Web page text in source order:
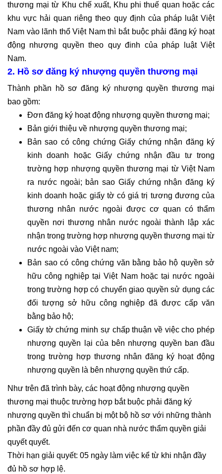
thương mại từ Khu chế xuất, Khu phi thuế quan hoặc các
khu vực hải quan riêng theo quy định của pháp luật Việt
Nam vào lãnh thổ Việt Nam thì bắt buộc phải đăng ký hoạt
động nhượng quyền theo quy đinh của pháp luật Việt
Nam.
2. Hồ sơ đăng ký nhượng quyền thương mại
Thành phần hồ sơ đăng ký nhượng quyền thương mại
bao gồm:
Đơn đăng ký hoạt động nhượng quyền thương mại;
Bản giới thiệu về nhượng quyền thương mại;
Bản sao có công chứng Giấy chứng nhận đăng ký
kinh doanh hoặc Giấy chứng nhận đầu tư trong
trường hợp nhượng quyền thương mại từ Việt Nam
ra nước ngoài; bản sao Giấy chứng nhận đăng ký
kinh doanh hoặc giấy tờ có giá trị tương đương của
thương nhân nước ngoài được cơ quan có thẩm
quyền nơi thương nhân nước ngoài thành lập xác
nhận trong trường hợp nhượng quyền thương mại từ
nước ngoài vào Việt nam;
Bản sao có công chứng văn bằng bảo hộ quyền sở
hữu công nghiệp tại Việt Nam hoặc tại nước ngoài
trong trường hợp có chuyển giao quyền sử dụng các
đối tượng sở hữu công nghiệp đã được cấp văn
bằng bảo hộ;
Giấy tờ chứng minh sự chấp thuận về việc cho phép
nhượng quyền lại của bên nhượng quyền ban đầu
trong trường hợp thương nhân đăng ký hoạt động
nhượng quyền là bên nhượng quyền thứ cấp.
Như trên đã trình bày, các hoạt động nhượng quyền
thương mại thuộc trường hợp bắt buộc phải đăng ký
nhượng quyền thì chuẩn bị một bộ hồ sơ với những thành
phần đầy đủ gửi đến cơ quan nhà nước thẩm quyền giải
quyết quyết.
Thời hạn giải quyết: 05 ngày làm việc kể từ khi nhận đầy
đủ hồ sơ hợp lệ.